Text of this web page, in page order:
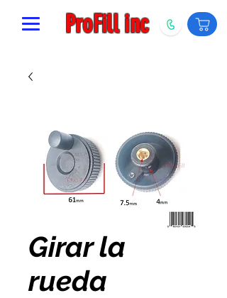
ProFill inc
Girar la
rueda